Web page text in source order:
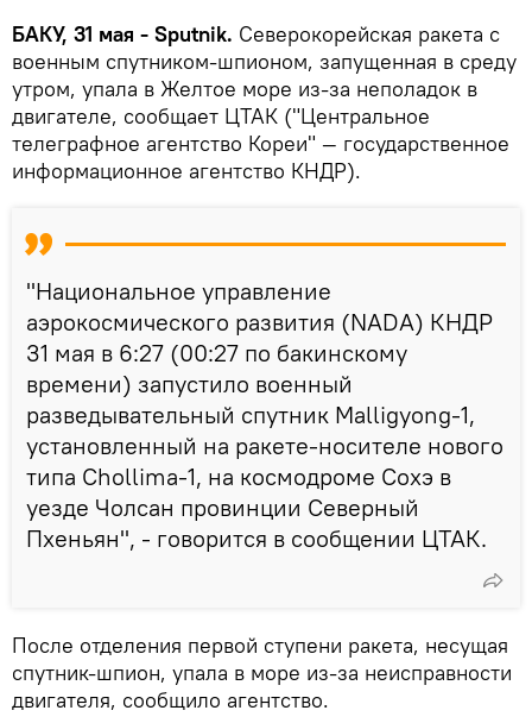
БАКУ, 31 мая - Sputnik. Северокорейская ракета с
военным спутником-шпионом, запущенная в среду
утром, упала в Желтое море из-за неполадок в
двигателе, сообщает ЦТАК ("Центральное
телеграфное агентство Кореи" — государственное
информационное агентство КНДР).
"Национальное управление
аэрокосмического развития (NADA) КНДР
31 мая в 6:27 (00:27 по бакинскому
времени) запустило военный
разведывательный спутник Malligyong-1,
установленный на ракете-носителе нового
типа Chollima-1, на космодроме Сохэ в
уезде Чолсан провинции Северный
Пхеньян", - говорится в сообщении ЦТАК.
После отделения первой ступени ракета, несущая
спутник-шпион, упала в море из-за неисправности
двигателя, сообщило агентство.